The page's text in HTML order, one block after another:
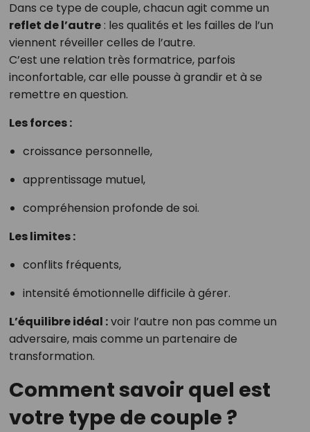
Dans ce type de couple, chacun agit comme un
reflet de l’autre: les qualités et les failles de l’un
viennent réveiller celles de l’autre.
C’est une relation très formatrice, parfois
inconfortable, car elle pousse à grandir et à se
remettre en question.
Les forces :
croissance personnelle,
apprentissage mutuel,
compréhension profonde de soi.
Les limites :
conflits fréquents,
intensité émotionnelle difficile à gérer.
L’équilibre idéal :voir l’autre non pas comme un
adversaire, mais comme un partenaire de
transformation.
Comment savoir quel est
votre type de couple ?